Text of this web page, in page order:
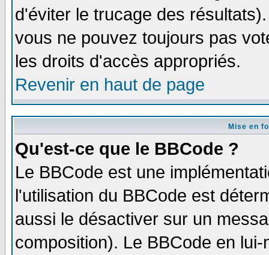
d'éviter le trucage des
vous ne pouvez toujours pas
les droits d'accès appropriés.
Revenir en haut de page
Mise en
Qu'est-ce que le BBCode ?
Le BBCode est une
l'utilisation du BBCode est
aussi le désactiver sur un
composition). Le BBCode en